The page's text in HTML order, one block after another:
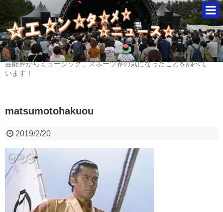
芸能界からミュージック、スポーツ界の気になったことを調べて
います！
matsumotohakuou
2019/2/20